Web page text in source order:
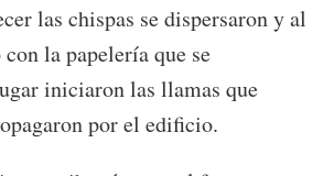
las chispas se dispersaron y al
la papelería que se
iniciaron las llamas que
por el edificio.